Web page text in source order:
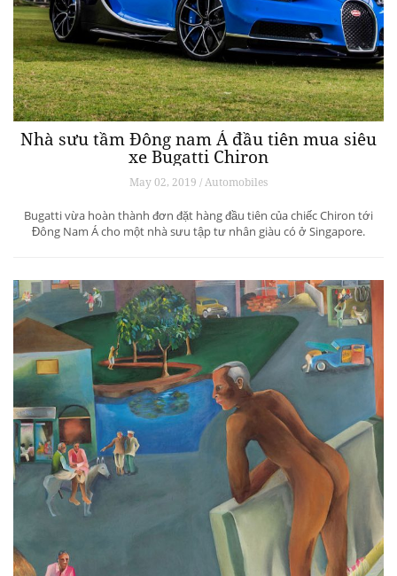
Nhà sưu tầm Đông nam Á đầu tiên mua siêu
xe Bugatti Chiron
May 02, 2019 / Automobiles
Bugatti vừa hoàn thành đơn đặt hàng đầu tiên của chiếc Chiron tới
Đông Nam Á cho một nhà sưu tập tư nhân giàu có ở Singapore.